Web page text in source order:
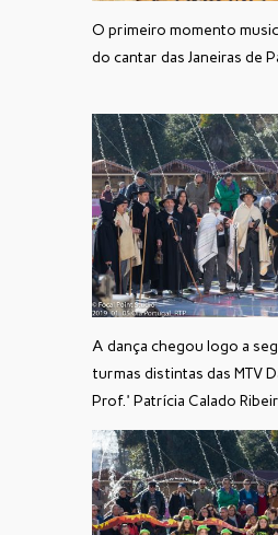
O primeiro momento
do cantar das Janeiras de
A dança chegou logo a
turmas distintas das MTV
Prof.ª Patrícia Calado